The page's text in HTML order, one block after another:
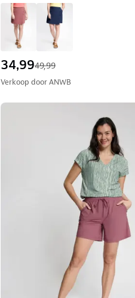
34,9949,99
Verkoop doorANWB